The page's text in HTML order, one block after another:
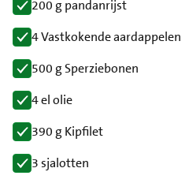
200 g pandanrijst
4 Vastkokende aardappelen
500 g Sperziebonen
4 el olie
390 g Kipfilet
3 sjalotten